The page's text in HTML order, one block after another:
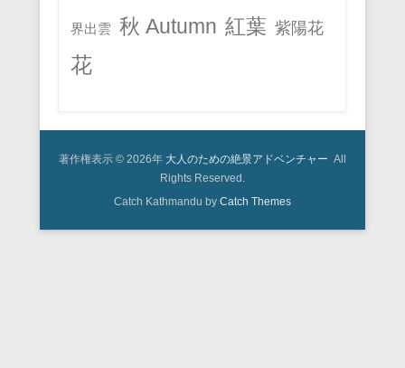
界出雲 秋 Autumn 紅葉 紫陽花
花
著作権表示 © 2026年 大人のための絶景アドベンチャー All
Rights Reserved.
Catch Kathmandu by Catch Themes